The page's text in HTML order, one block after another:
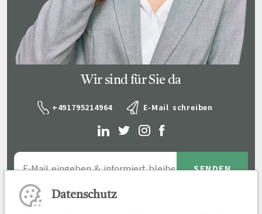
Wir sind für Sie da
+491795214964 E-Mail schreiben
Datenschutz